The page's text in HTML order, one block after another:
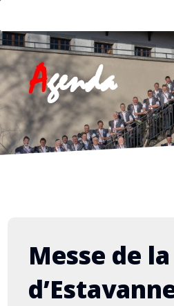
Agenda
Messe de